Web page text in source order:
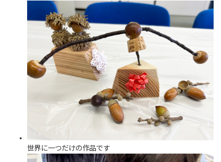
世界に一つだけの作品です